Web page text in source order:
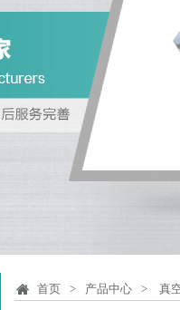
首页 > 产品中心 > 真